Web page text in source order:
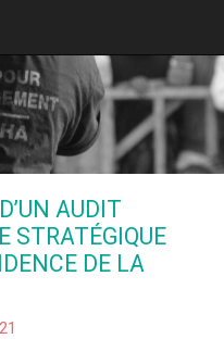
AUDIT
STRATÉGIQUE
DE LA